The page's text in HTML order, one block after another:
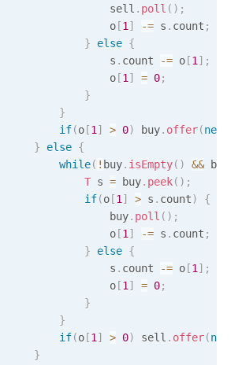
sell
. poll ( ) ;
o
[1 ] -= s . count ;
}
else {
s
. count -= o [1 ] ;
o
[1 ] = 0;
}
}
if(o [1 ] > 0) buy. offer(new
}
else {
while( ! buy. isEmpty( ) && buy
T s = buy. peek( ) ;
if(o [1 ] > s . count)
{
buy
. poll ( ) ;
o
[1 ] -= s . count ;
}
else {
s
. count -= o [1 ] ;
o
[1 ] = 0;
}
}
if(o [1 ] > 0) sell . offer(new
}